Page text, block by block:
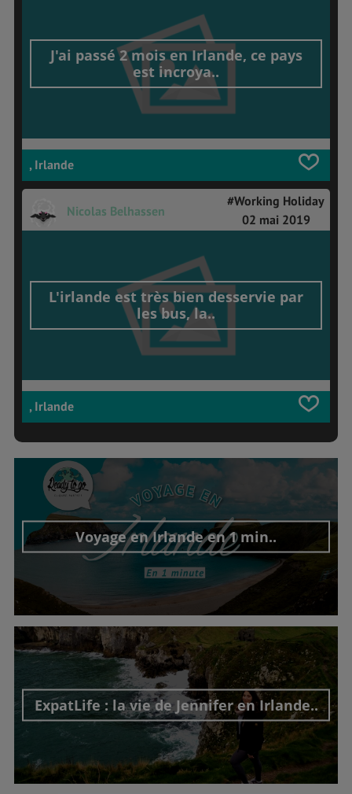
J'ai passé 2 mois en Irlande, ce pays
est incroya..
, Irlande
Nicolas Belhassen
#Working Holiday
02 mai 2019
L'irlande est très bien desservie par
les bus, la..
, Irlande
Voyage en Irlande en 1 min..
Découvrir cet interview
ExpatLife : la vie de Jennifer en Irlande..